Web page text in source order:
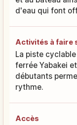
d'eau qui font
Activités à faire
La piste
ferrée Yabakei
débutants
rythme.
Accès